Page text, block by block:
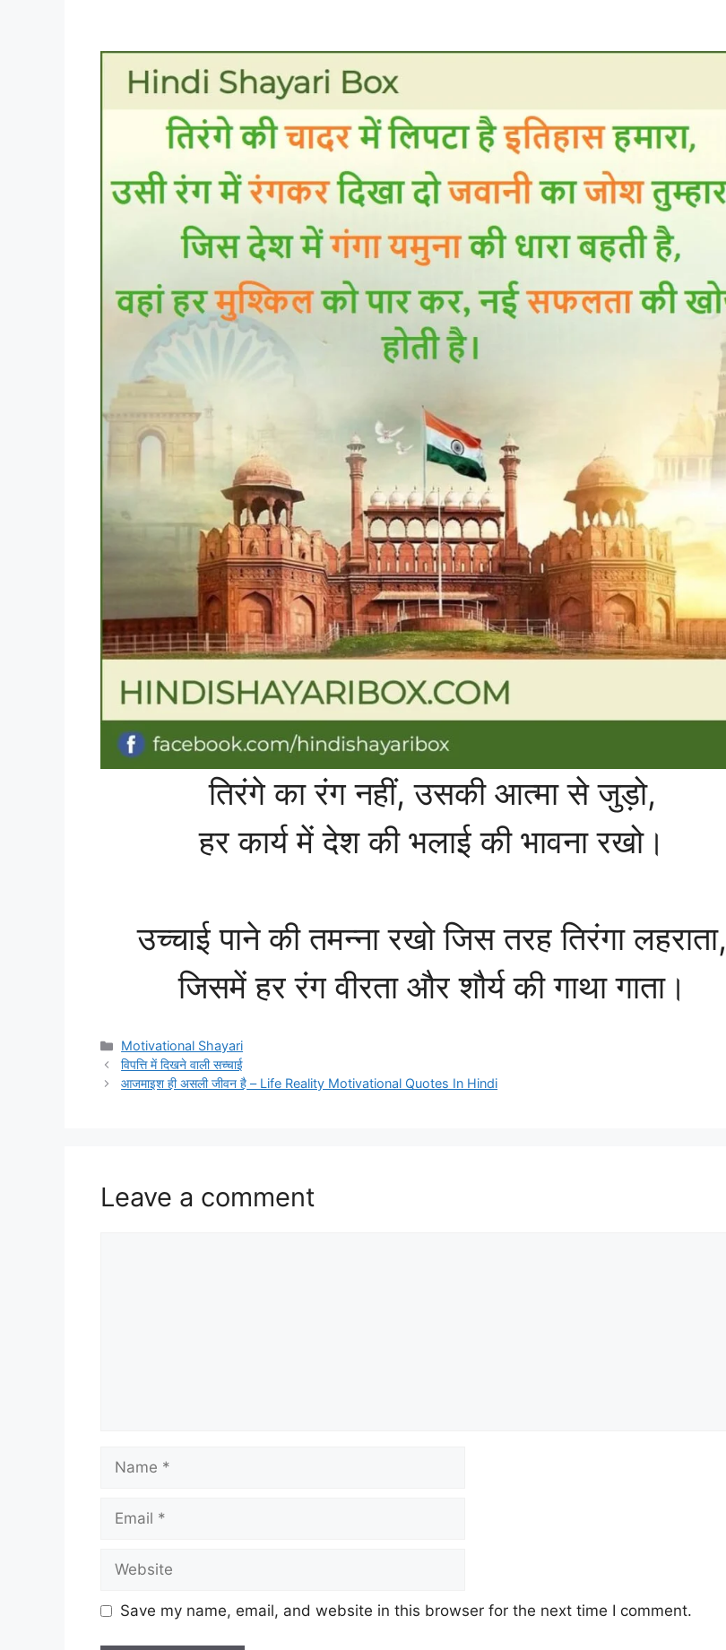
तिरंगे का रंग नहीं, उसकी आत्मा से जुड़ो,
हर कार्य में देश की भलाई की भावना रखो।
उच्चाई पाने की तमन्ना रखो जिस तरह तिरंगा लहराता,
जिसमें हर रंग वीरता और शौर्य की गाथा गाता।
Categories
Motivational Shayari
विपत्ति में दिखने वाली सच्चाई
आजमाइश ही असली जीवन है – Life Reality Motivational Quotes In Hindi
Leave a comment
Name
Email
Website
Save my name, email, and website in this browser for the next time I comment.